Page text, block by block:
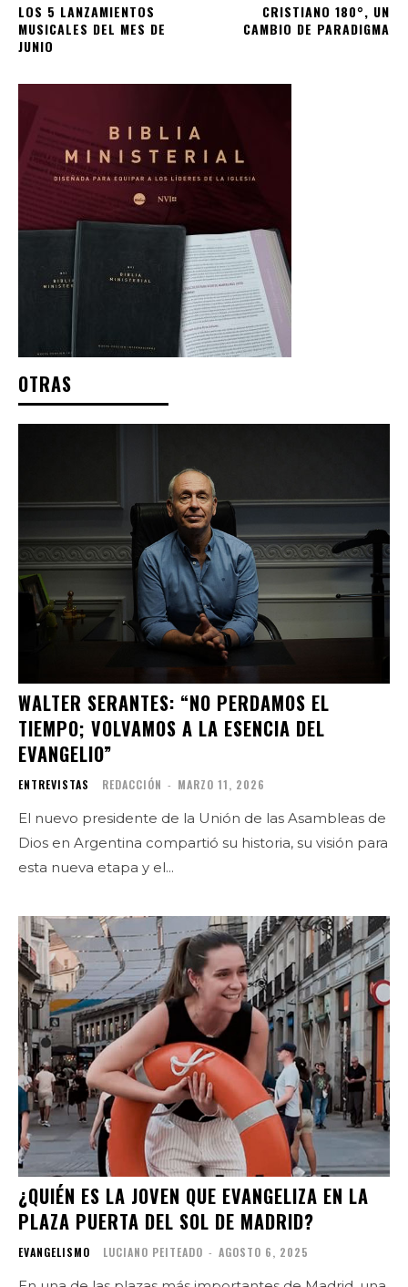
LOS 5 LANZAMIENTOS
MUSICALES DEL MES DE
JUNIO
CRISTIANO 180°, UN
CAMBIO DE PARADIGMA
OTRAS
WALTER SERANTES: “NO PERDAMOS EL
TIEMPO; VOLVAMOS A LA ESENCIA DEL
EVANGELIO”
ENTREVISTAS REDACCIÓN - MARZO 11, 2026
El nuevo presidente de la Unión de las Asambleas de
Dios en Argentina compartió su historia, su visión para
esta nueva etapa y el...
¿QUIÉN ES LA JOVEN QUE EVANGELIZA EN LA
PLAZA PUERTA DEL SOL DE MADRID?
EVANGELISMO LUCIANO PEITEADO - AGOSTO 6, 2025